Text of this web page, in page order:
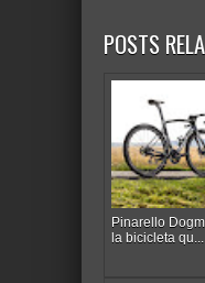
POSTS
Pinarello
la bicicleta qu...